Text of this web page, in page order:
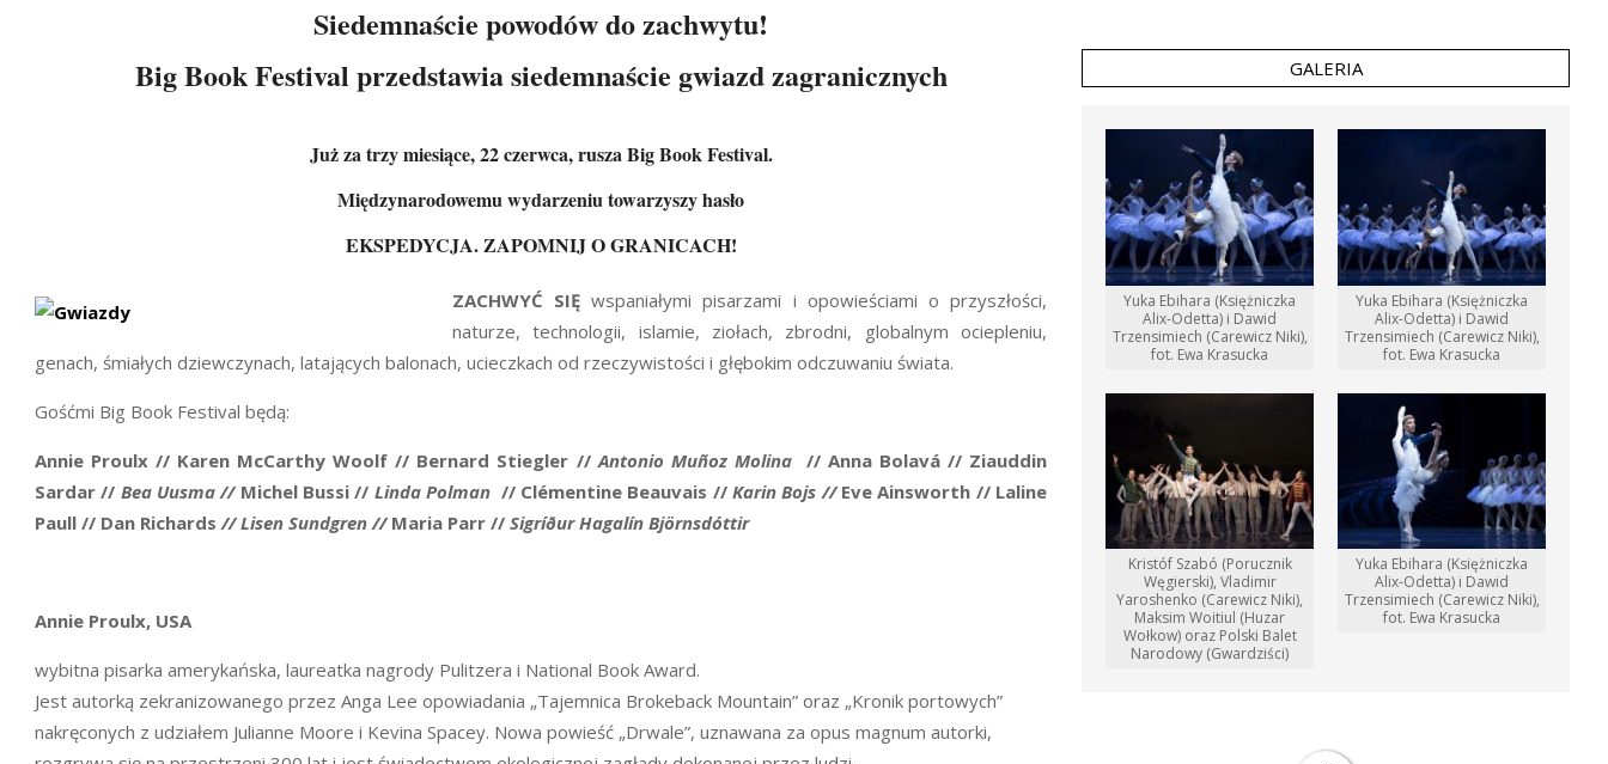
Siedemnaście powodów do zachwytu!
Big Book Festival przedstawia siedemnaście gwiazd zagranicznych
Już za trzy miesiące, 22 czerwca, rusza Big Book Festival.
Międzynarodowemu wydarzeniu towarzyszy hasło
EKSPEDYCJA. ZAPOMNIJ O GRANICACH!
ZACHWYĆ SIĘ wspaniałymi pisarzami i opowieściami o przyszłości,
naturze, technologii, islamie, ziołach, zbrodni, globalnym ociepleniu,
genach, śmiałych dziewczynach, latających balonach, ucieczkach od rzeczywistości i głębokim odczuwaniu świata.
Gośćmi Big Book Festival będą:
Annie Proulx // Karen McCarthy Woolf // Bernard Stiegler // Antonio Muñoz Molina // Anna Bolavá// Ziauddin
Sardar // Bea Uusma // Michel Bussi // Linda Polman // Clémentine Beauvais //Karin Bojs // Eve Ainsworth // Laline
Paull // Dan Richards //Lisen Sundgren // Maria Parr // Sigríður Hagalín Björnsdóttir
Annie Proulx, USA
wybitna pisarka amerykańska, laureatka nagrody Pulitzera i National Book Award.
Jest autorką zekranizowanego przez Anga Lee opowiadania „Tajemnica Brokeback Mountain” oraz „Kronik portowych”
nakręconych z udziałem Julianne Moore i Kevina Spacey. Nowa powieść „Drwale”, uznawana za opus magnum autorki,
GALERIA
Yuka Ebihara (Księżniczka
Alix-Odetta) i Dawid
Trzensimiech (Carewicz Niki),
fot. Ewa Krasucka
Yuka Ebihara (Księżniczka
Alix-Odetta) i Dawid
Trzensimiech (Carewicz Niki),
fot. Ewa Krasucka
Kristóf Szabó (Porucznik
Węgierski), Vladimir
Yaroshenko (Carewicz Niki),
Maksim Woitiul (Huzar
Wołkow) oraz Polski Balet
Narodowy (Gwardziści)
Yuka Ebihara (Księżniczka
Alix-Odetta) i Dawid
Trzensimiech (Carewicz Niki),
fot. Ewa Krasucka